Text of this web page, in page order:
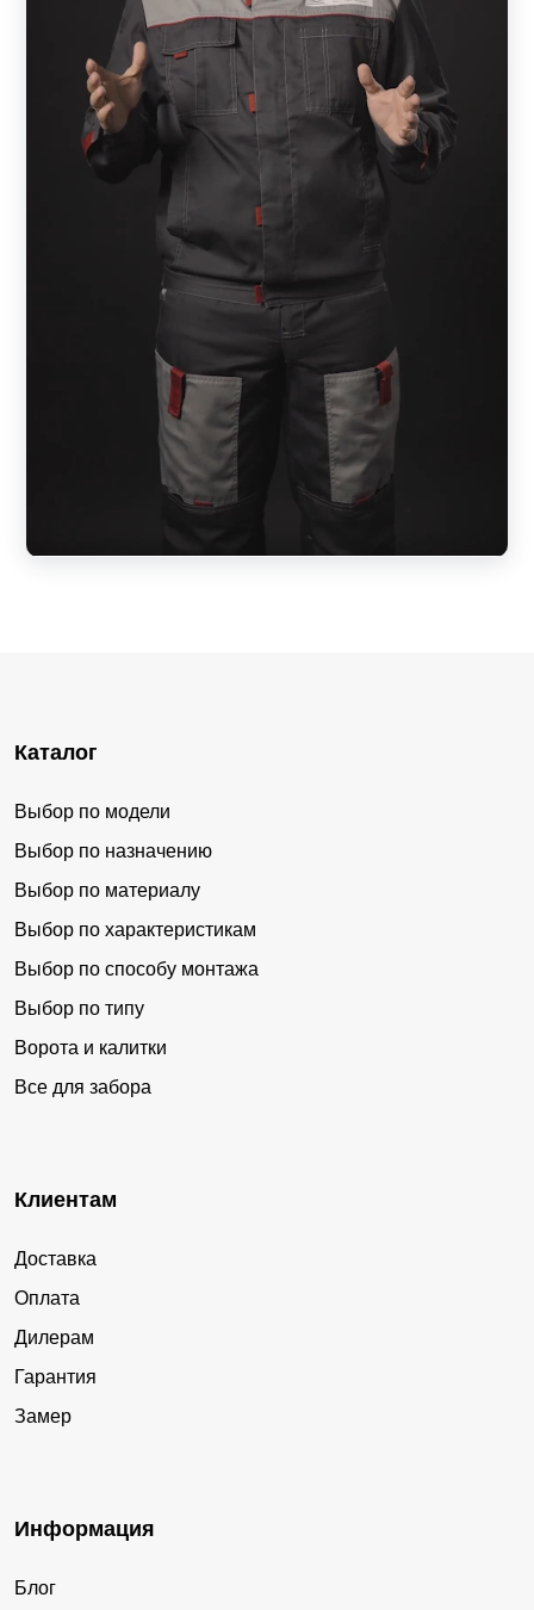
Каталог
Выбор по модели
Выбор по назначению
Выбор по материалу
Выбор по характеристикам
Выбор по способу монтажа
Выбор по типу
Ворота и калитки
Все для забора
Клиентам
Доставка
Оплата
Дилерам
Гарантия
Замер
Информация
Блог